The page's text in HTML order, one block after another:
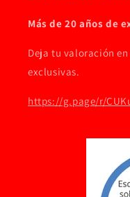
Más de 20 años de
Deja tu valoración
exclusivas.
https://g.page/r/